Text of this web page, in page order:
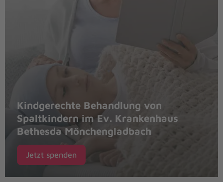
Kindgerechte Behandlung von
Spaltkindern im Ev. Krankenhaus
Bethesda Mönchengladbach
Jetzt spenden